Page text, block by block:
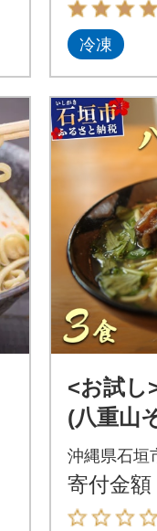
冷凍
<お試し
(八重山
ト 石垣
場の味
01
沖縄県石垣
寄付金額